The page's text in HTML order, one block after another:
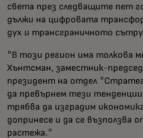
света през следващите пет
дължи на цифровата
дух и трансграничното
"В този регион има толкова
Хънтсман, заместник-
президент на отдел
да превърнем тези
трябва да изградим
допринесе и да се възползва
растежа."